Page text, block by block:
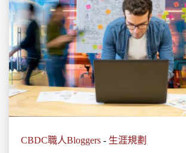
CBDC職人Bloggers - 生涯規劃